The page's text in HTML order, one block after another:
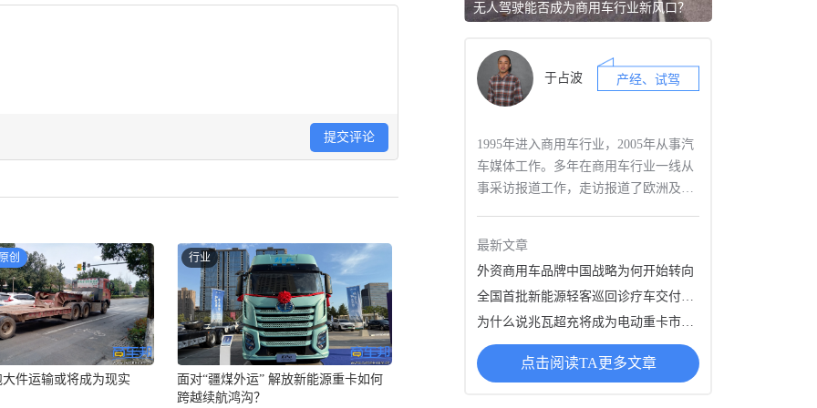
提交评论
创
件运输或将成为现实
行业
面对“疆煤外运” 解放新能源重卡如何
跨越续航鸿沟？
无人驾驶能否成为商用车行业新风口？
于占波 产经、试驾
1995年进入商用车行业，2005年从事汽
车媒体工作。多年在商用车行业一线从
事采访报道工作，走访报道了欧洲及国
行业影响力的产经报道稿件；业内最早
从事商用车实况道路试驾的记者，拥有
专业驾照，对近年来国内外发布的多款
新车进行了试驾评测，关注商用汽车行
业前沿技术；长期跟踪国内外商用车行
业产经与技术发展趋势，尤其擅长产业
分析及新技术解读。
最新文章
外资商用车品牌中国战略为何开始转向
全国首批新能源轻客巡回诊疗车交付：远程超级VAN再度引领行业
为什么说兆瓦超充将成为电动重卡市场增长新动能
点击阅读TA更多文章